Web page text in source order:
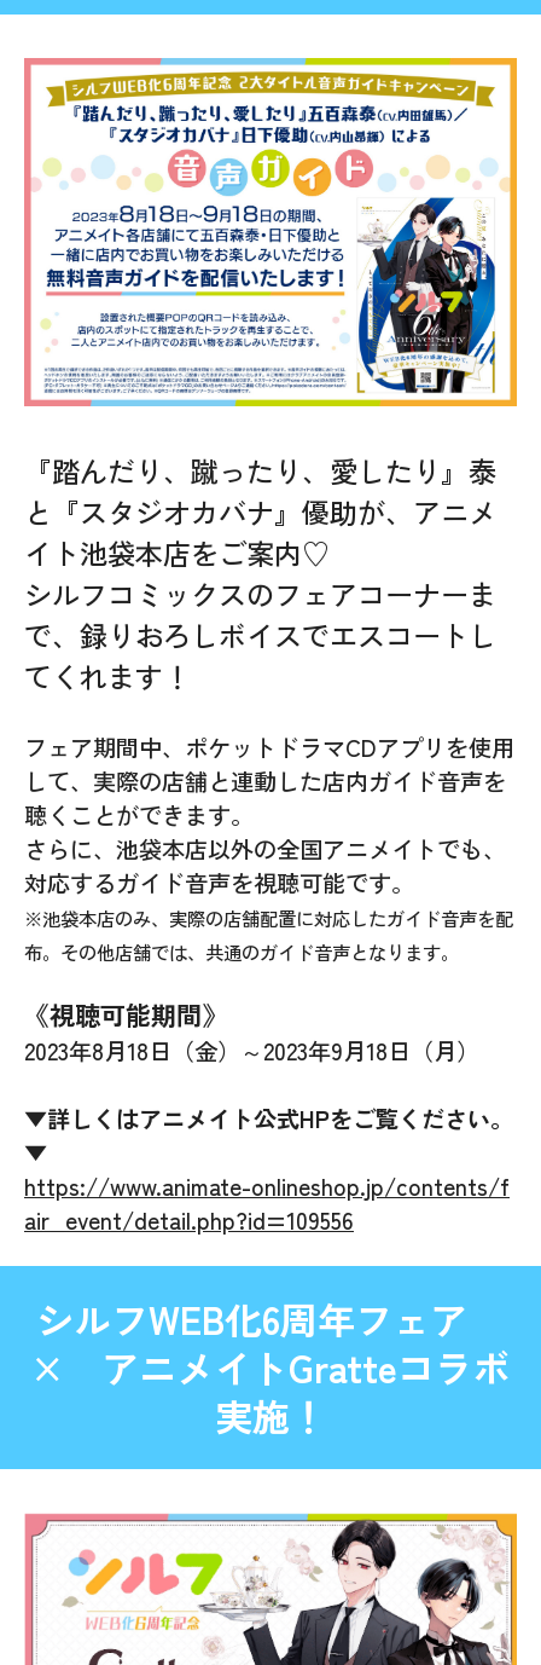
『踏んだり、蹴ったり、愛したり』泰
と『スタジオカバナ』優助が、アニメ
イト池袋本店をご案内♡
シルフコミックスのフェアコーナーま
で、録りおろしボイスでエスコートし
てくれます！
フェア期間中、ポケットドラマCDアプリを使用
して、実際の店舗と連動した店内ガイド音声を
聴くことができます。
さらに、池袋本店以外の全国アニメイトでも、
対応するガイド音声を視聴可能です。
※池袋本店のみ、実際の店舗配置に対応したガイド音声を配
布。その他店舗では、共通のガイド音声となります。
《視聴可能期間》
2023年8月18日（金）～2023年9月18日（月）
▼詳しくはアニメイト公式HPをご覧ください。
▼
https://www.animate-onlineshop.jp/contents/f
air_event/detail.php?id=109556
シルフWEB化6周年フェア
× アニメイトGratteコラボ
実施！